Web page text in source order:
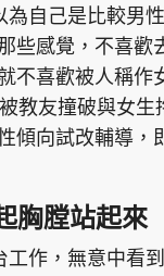
自己是比較男
些感覺，不喜歡
不喜歡被人稱作
教友撞破與女
傾向試改輔導，
胸膛站起來
作，無意中看